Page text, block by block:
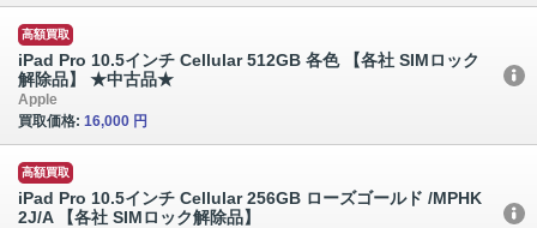
高額買取
iPad Pro 10.5インチ Cellular 512GB 各色 【各社 SIMロック
解除品】 ★中古品★
Apple
買取価格: 16,000 円
高額買取
iPad Pro 10.5インチ Cellular 256GB ローズゴールド /MPHK
2J/A 【各社 SIMロック解除品】